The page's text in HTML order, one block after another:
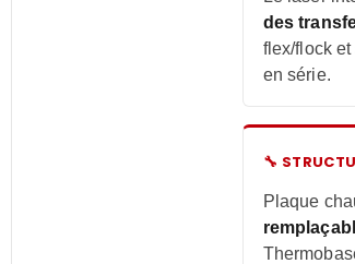
des
flex/flock
en série.
🔧
Plaque